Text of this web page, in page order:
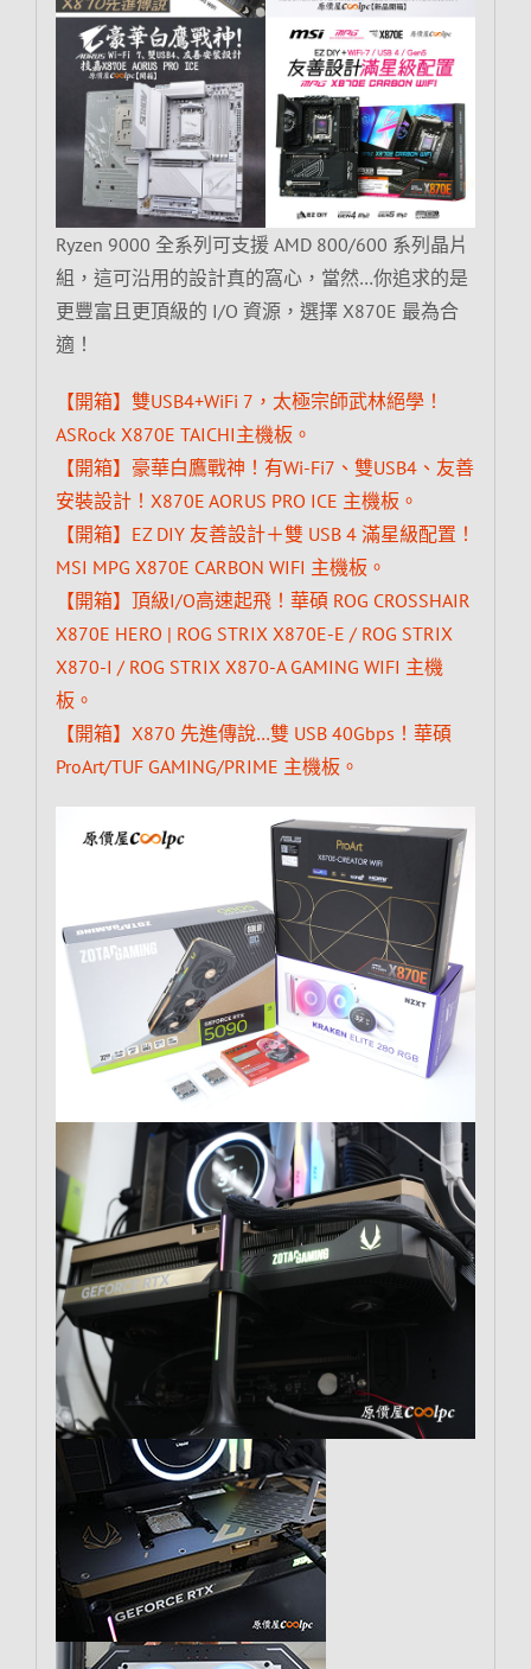
Ryzen 9000 全系列可支援 AMD 800/600 系列晶片
組，這可沿用的設計真的窩心，當然…你追求的是
更豐富且更頂級的 I/O 資源，選擇 X870E 最為合
適！
【開箱】雙USB4+WiFi 7，太極宗師武林絕學！
ASRock X870E TAICHI主機板。
【開箱】豪華白鷹戰神！有Wi-Fi7、雙USB4、友善
安裝設計！X870E AORUS PRO ICE 主機板。
【開箱】EZ DIY 友善設計＋雙 USB 4 滿星級配置！
MSI MPG X870E CARBON WIFI 主機板。
【開箱】頂級I/O高速起飛！華碩 ROG CROSSHAIR
X870E HERO | ROG STRIX X870E-E / ROG STRIX
X870-I / ROG STRIX X870-A GAMING WIFI 主機
板。
【開箱】X870 先進傳說…雙 USB 40Gbps！華碩
ProArt/TUF GAMING/PRIME 主機板。